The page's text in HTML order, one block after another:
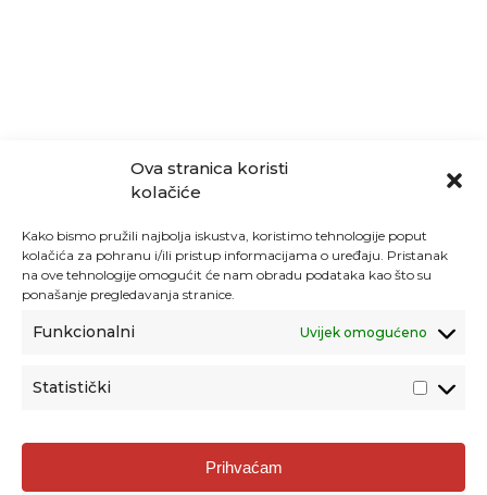
Ova stranica koristi
kolačiće
Kako bismo pružili najbolja iskustva, koristimo tehnologije poput
kolačića za pohranu i/ili pristup informacijama o uređaju. Pristanak
na ove tehnologije omogućit će nam obradu podataka kao što su
ponašanje pregledavanja stranice.
Funkcionalni Uvijek omogućeno
Statistički
Prihvaćam
Agencija za odgoj i obrazovanje
Donje Svetice 38, 10000 Zagreb